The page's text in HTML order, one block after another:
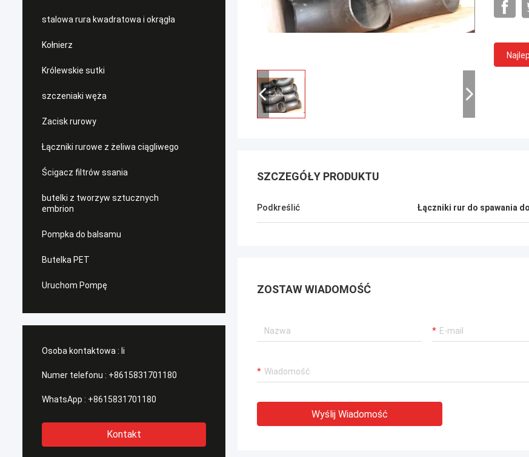
stalowa rura kwadratowa i okrągła
Kołnierz
Królewskie sutki
szczeniaki węża
Zacisk rurowy
Łączniki rurowe z żeliwa ciągliwego
Ścigacz filtrów ssania
butelki z tworzyw sztucznych
embrion
Pompka do balsamu
Butelka PET
Uruchom Pompę
Osoba kontaktowa : li
Numer telefonu : +8615831701180
WhatsApp : +8615831701180
Kontakt
SZCZEGÓŁY PRODUKTU
Podkreślić Łączniki rur do spawania
ZOSTAW WIADOMOŚĆ
Wyślij Wiadomość